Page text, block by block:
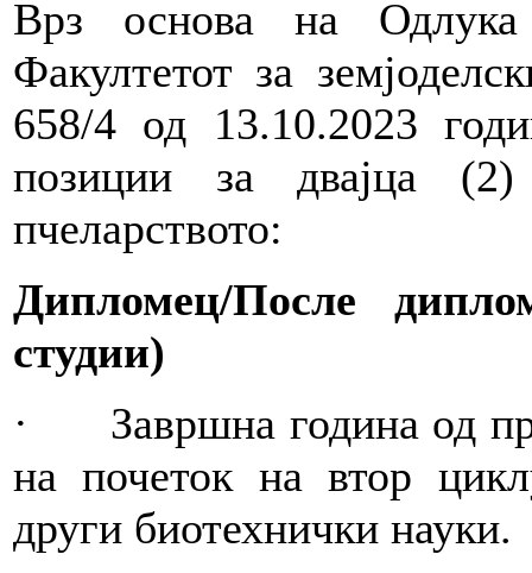
Врз основа на Одлука
Факултетот за
658/4 од 13.10.2023
позиции за двајца
пчеларството:
Дипломец/После
студии)
· Завршна година од
на почеток на втор
други биотехнички науки.